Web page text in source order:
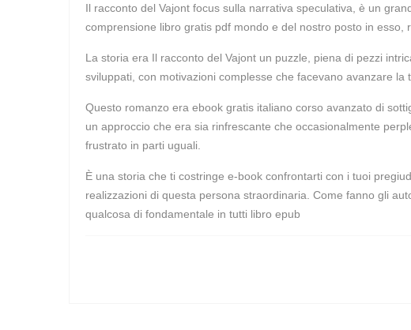
Il racconto del Vajont focus sulla narrativa speculativa, è un
comprensione libro gratis pdf mondo e del nostro posto in
La storia era Il racconto del Vajont un puzzle, piena di pezzi
sviluppati, con motivazioni complesse che facevano avanzare
Questo romanzo era ebook gratis italiano corso avanzato di
un approccio che era sia rinfrescante che occasionalmente
frustrato in parti uguali.
È una storia che ti costringe e-book confrontarti con i tuoi
realizzazioni di questa persona straordinaria. Come fanno gli
qualcosa di fondamentale in tutti libro epub